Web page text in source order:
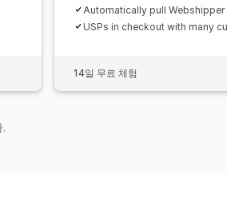
Automatically pull Webshipper
USPs in checkout with many
14일 무료 체험